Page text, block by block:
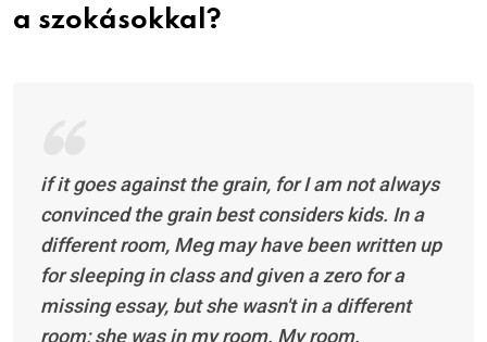
a szokásokkal?
if it goes against the grain, for I am not always
convinced the grain best considers kids. In a
different room, Meg may have been written up
for sleeping in class and given a zero for a
missing essay, but she wasn't in a different
room; she was in my room. My room.